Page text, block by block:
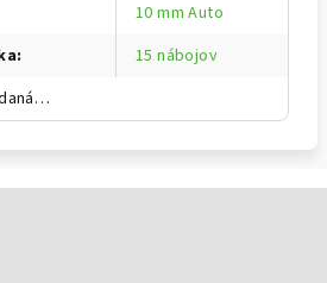
10 mm Auto
:
15 nábojov